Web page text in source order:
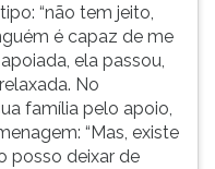
“não tem jeito,
é capaz de me
ela passou,
No
família pelo apoio,
“Mas, existe
posso deixar de